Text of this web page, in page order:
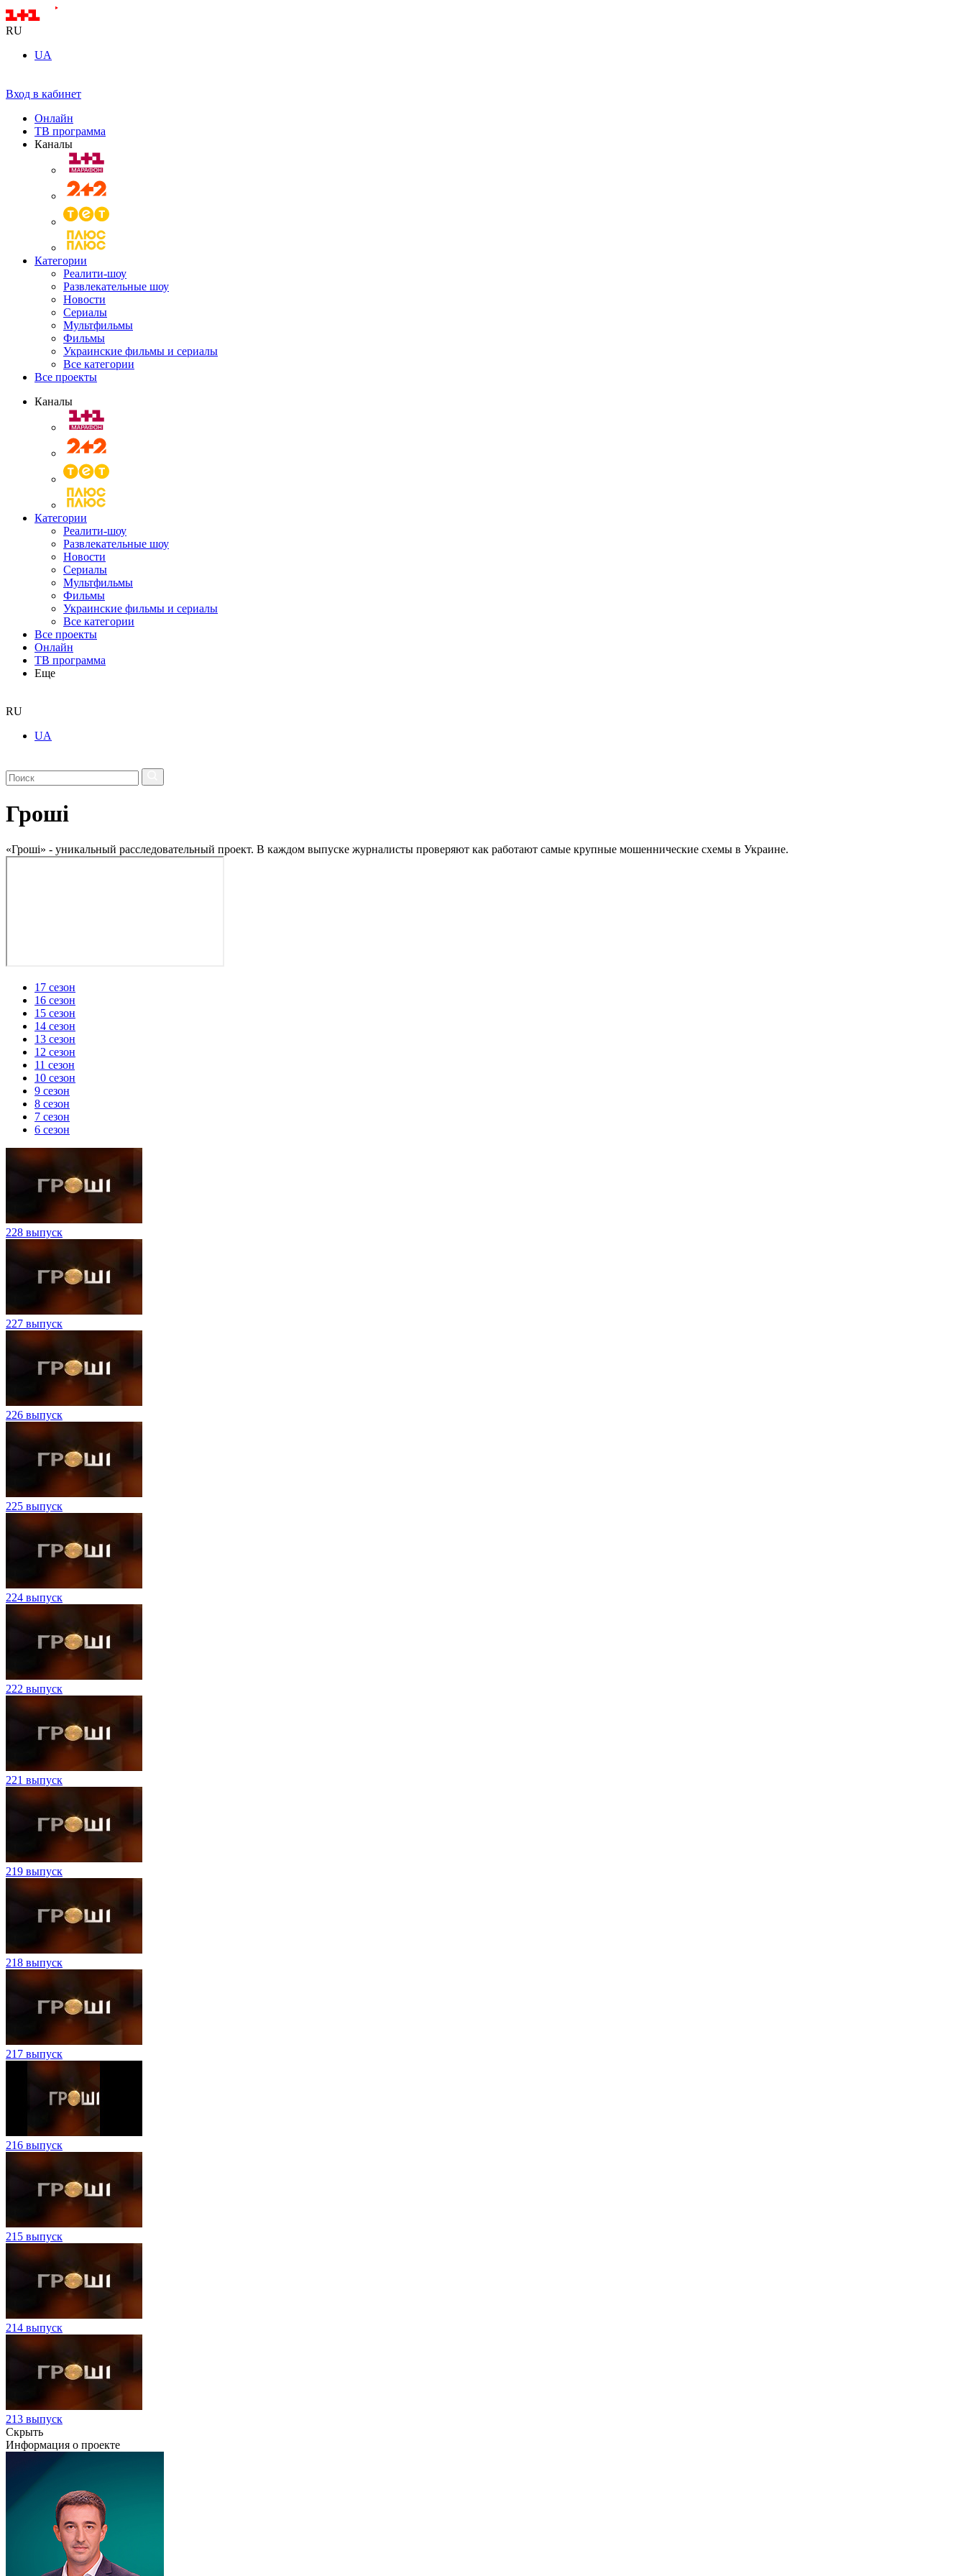
RU
UA
Вход в кабинет
Онлайн
ТВ программа
Каналы
Категории
Реалити-шоу
Развлекательные шоу
Новости
Сериалы
Мультфильмы
Фильмы
Украинские фильмы и сериалы
Все категории
Все проекты
Каналы
Категории
Реалити-шоу
Развлекательные шоу
Новости
Сериалы
Мультфильмы
Фильмы
Украинские фильмы и сериалы
Все категории
Все проекты
Онлайн
ТВ программа
Еще
RU
UA
Гроші
«Гроші» - уникальный расследовательный проект. В каждом выпуске журналисты проверяют как работают самые крупные мошеннические схемы в Украине.
17 сезон
16 сезон
15 сезон
14 сезон
13 сезон
12 сезон
11 сезон
10 сезон
9 сезон
8 сезон
7 сезон
6 сезон
228 выпуск
227 выпуск
226 выпуск
225 выпуск
224 выпуск
222 выпуск
221 выпуск
219 выпуск
218 выпуск
217 выпуск
216 выпуск
215 выпуск
214 выпуск
213 выпуск
Скрыть
Информация о проекте